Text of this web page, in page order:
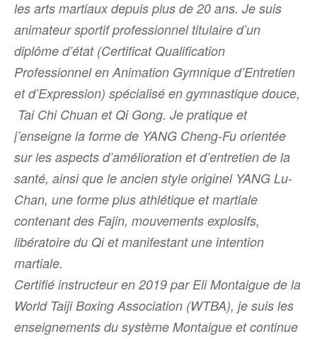
les arts martiaux depuis plus de 20 ans. Je suis
animateur sportif professionnel titulaire d’un
diplôme d’état (Certificat Qualification
Professionnel en Animation Gymnique d’Entretien
et d’Expression) spécialisé en gymnastique douce,
Tai Chi Chuan et Qi Gong. Je pratique et
j’enseigne la forme de YANG Cheng-Fu orientée
sur les aspects d’amélioration et d’entretien de la
santé, ainsi que le ancien style originel YANG Lu-
Chan, une forme plus athlétique et martiale
contenant des Fajin, mouvements explosifs,
libératoire du Qi et manifestant une intention
martiale.
Certifié instructeur en 2019 par Eli Montaigue de la
World Taiji Boxing Association (WTBA), je suis les
enseignements du système Montaigue et continue